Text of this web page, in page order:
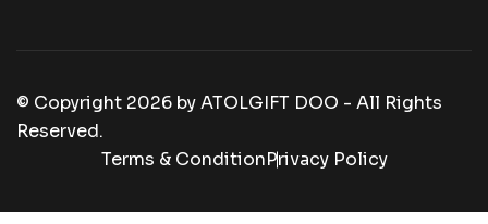
© Copyright 2026 byATOLGIFT DOO - All Rights
Reserved.
Terms & ConditionPrivacy Policy